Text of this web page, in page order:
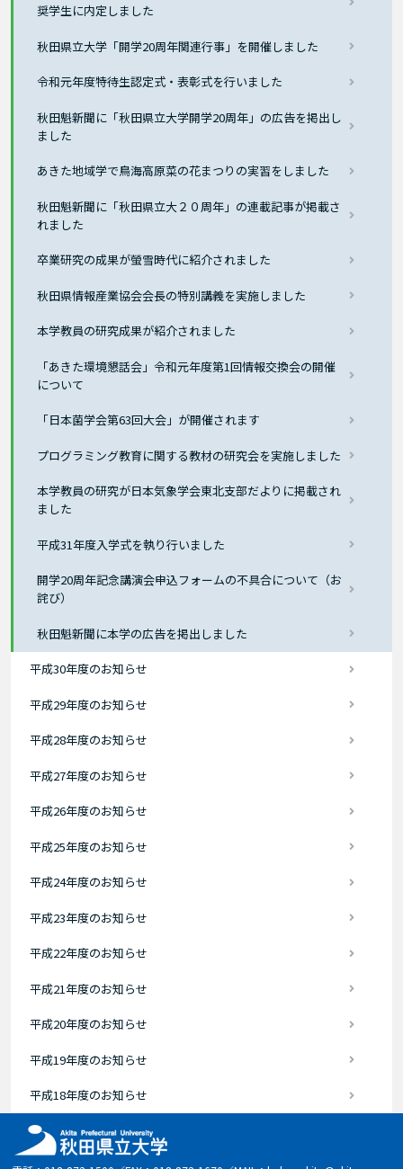
奨学生に内定しました
秋田県立大学「開学20周年関連行事」を開催しました
令和元年度特待生認定式・表彰式を行いました
秋田魁新聞に「秋田県立大学開学20周年」の広告を掲出し
ました
あきた地域学で鳥海高原菜の花まつりの実習をしました
秋田魁新聞に「秋田県立大２０周年」の連載記事が掲載さ
れました
卒業研究の成果が螢雪時代に紹介されました
秋田県情報産業協会会長の特別講義を実施しました
本学教員の研究成果が紹介されました
「あきた環境懇話会」令和元年度第1回情報交換会の開催
について
「日本菌学会第63回大会」が開催されます
プログラミング教育に関する教材の研究会を実施しました
本学教員の研究が日本気象学会東北支部だよりに掲載され
ました
平成31年度入学式を執り行いました
開学20周年記念講演会申込フォームの不具合について（お
詫び）
秋田魁新聞に本学の広告を掲出しました
平成30年度のお知らせ
平成29年度のお知らせ
平成28年度のお知らせ
平成27年度のお知らせ
平成26年度のお知らせ
平成25年度のお知らせ
平成24年度のお知らせ
平成23年度のお知らせ
平成22年度のお知らせ
平成21年度のお知らせ
平成20年度のお知らせ
平成19年度のお知らせ
平成18年度のお知らせ